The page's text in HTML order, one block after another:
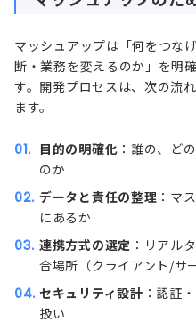
マッシュアップは「何をつな
断・業務を変えるのか」を明
す。開発プロセスは、次の流
ます。
目的の明確化 ：誰の、ど
のか
データと責任の整理 ：マ
にあるか
連携方式の選定 ：リアル
合場所（クライアント/サ
セキュリティ設計 ：認証
扱い